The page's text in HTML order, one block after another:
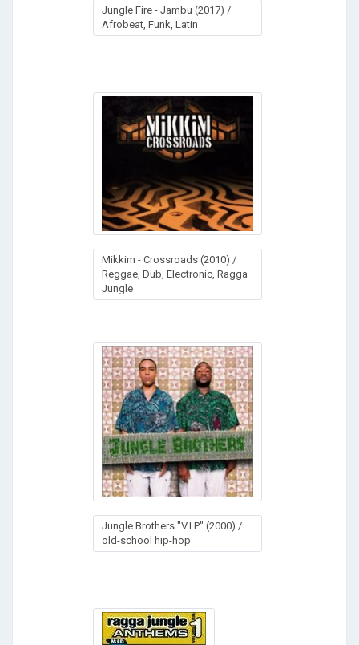
Jungle Fire - Jambu (2017) /
Afrobeat, Funk, Latin
Mikkim - Crossroads (2010) /
Reggae, Dub, Electronic, Ragga
Jungle
Jungle Brothers "V.I.P" (2000) /
old-school hip-hop